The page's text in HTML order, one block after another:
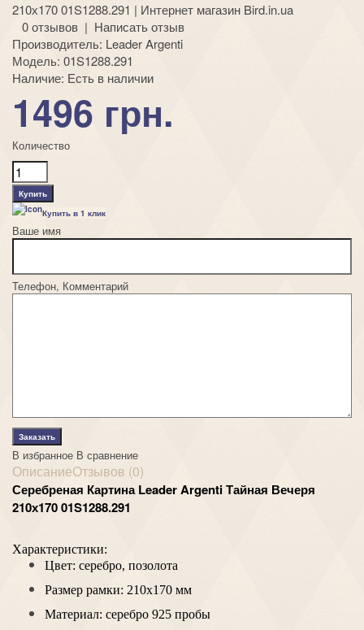
0 отзывов | Написать отзыв
Производитель: Leader Argenti
Модель: 01S1288.291
Наличие: Есть в наличии
1496 грн.
Количество
Купить в 1 клик
Ваше имя
Телефон, Комментарий
В избранное В сравнение
ОписаниеОтзывов (0)
Серебреная Картина Leader Argenti Тайная Вечеря
210х170 01S1288.291
Характеристики:
Цвет: серебро, позолота
Размер рамки: 210х170 мм
Материал: серебро 925 пробы